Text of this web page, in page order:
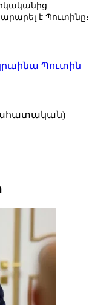
է Պուտինը։
Պուտին